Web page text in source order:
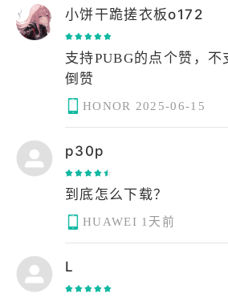
小饼干跪搓衣板o172
支持PUBG的点个赞，不
倒赞
HONOR 2025-06-15
p30p
HUAWEI 1天前
L